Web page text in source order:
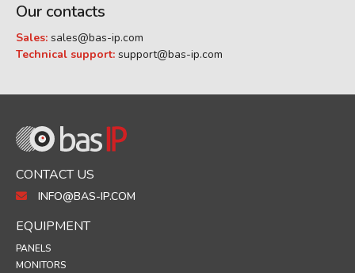
Our contacts
Sales: sales@bas-ip.com
Technical support: support@bas-ip.com
CONTACT US
INFO@BAS-IP.COM
EQUIPMENT
PANELS
MONITORS